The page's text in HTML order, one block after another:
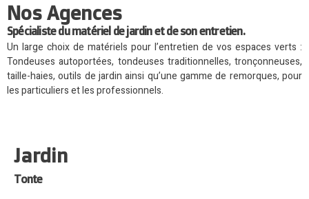
Nos Agences
Spécialiste du matériel de jardin et de son entretien.
Un large choix de matériels pour l’entretien de vos espaces verts :
Tondeuses autoportées, tondeuses traditionnelles, tronçonneuses,
taille-haies, outils de jardin ainsi qu’une gamme de remorques, pour
les particuliers et les professionnels.
Jardin
Tonte